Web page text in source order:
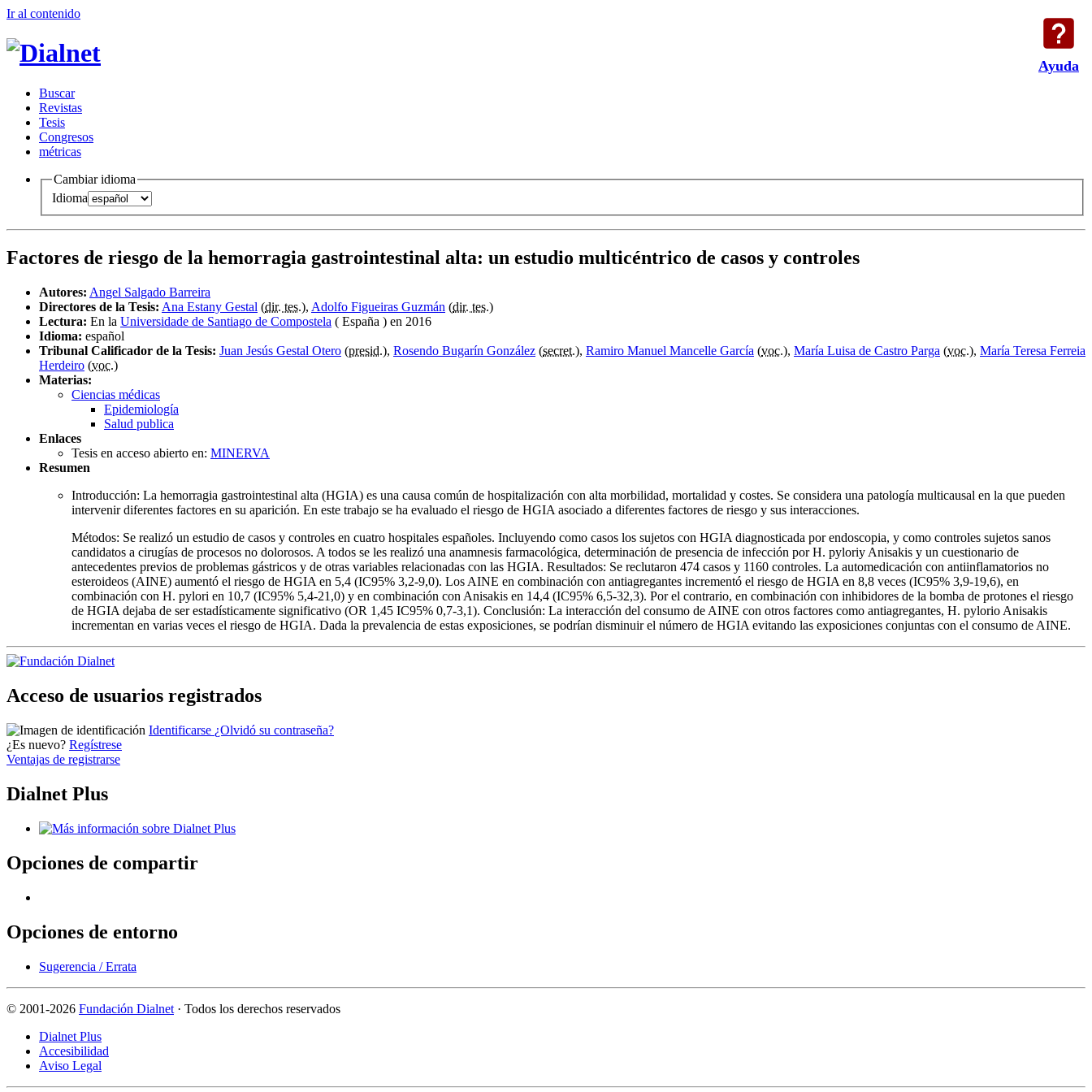
Ayuda
Ir al contenido
Buscar
Revistas
Tesis
Congresos
métricas
Cambiar idioma
Idioma
Factores de riesgo de la hemorragia gastrointestinal alta: un estudio multicéntrico de casos y controles
Autores: Angel Salgado Barreira
Directores de la Tesis: Ana Estany Gestal (dir. tes.), Adolfo Figueiras Guzmán (dir. tes.)
Lectura: En la Universidade de Santiago de Compostela ( España ) en 2016
Idioma: español
Tribunal Calificador de la Tesis: Juan Jesús Gestal Otero (presid.), Rosendo Bugarín González (secret.), Ramiro Manuel Mancelle García (voc.), María Luisa de Castro Parga (voc.), María Teresa Ferreia
Herdeiro (voc.)
Materias:
Ciencias médicas
Epidemiología
Salud publica
Enlaces
Tesis en acceso abierto en: MINERVA
Resumen
Introducción: La hemorragia gastrointestinal alta (HGIA) es una causa común de hospitalización con alta morbilidad, mortalidad y costes. Se considera una patología multicausal en la que pueden
intervenir diferentes factores en su aparición. En este trabajo se ha evaluado el riesgo de HGIA asociado a diferentes factores de riesgo y sus interacciones.
Métodos: Se realizó un estudio de casos y controles en cuatro hospitales españoles. Incluyendo como casos los sujetos con HGIA diagnosticada por endoscopia, y como controles sujetos sanos
candidatos a cirugías de procesos no dolorosos. A todos se les realizó una anamnesis farmacológica, determinación de presencia de infección por H. pyloriy Anisakis y un cuestionario de
antecedentes previos de problemas gástricos y de otras variables relacionadas con las HGIA. Resultados: Se reclutaron 474 casos y 1160 controles. La automedicación con antiinflamatorios no
esteroideos (AINE) aumentó el riesgo de HGIA en 5,4 (IC95% 3,2-9,0). Los AINE en combinación con antiagregantes incrementó el riesgo de HGIA en 8,8 veces (IC95% 3,9-19,6), en
combinación con H. pylori en 10,7 (IC95% 5,4-21,0) y en combinación con Anisakis en 14,4 (IC95% 6,5-32,3). Por el contrario, en combinación con inhibidores de la bomba de protones el riesgo
de HGIA dejaba de ser estadísticamente significativo (OR 1,45 IC95% 0,7-3,1). Conclusión: La interacción del consumo de AINE con otros factores como antiagregantes, H. pylorio Anisakis
incrementan en varias veces el riesgo de HGIA. Dada la prevalencia de estas exposiciones, se podrían disminuir el número de HGIA evitando las exposiciones conjuntas con el consumo de AINE.
Acceso de usuarios registrados
Identificarse ¿Olvidó su contraseña?
¿Es nuevo? Regístrese
Ventajas de registrarse
Dialnet Plus
Opciones de compartir
Opciones de entorno
Sugerencia / Errata
© 2001-2026 Fundación Dialnet · Todos los derechos reservados
Dialnet Plus
Accesibilidad
Aviso Legal